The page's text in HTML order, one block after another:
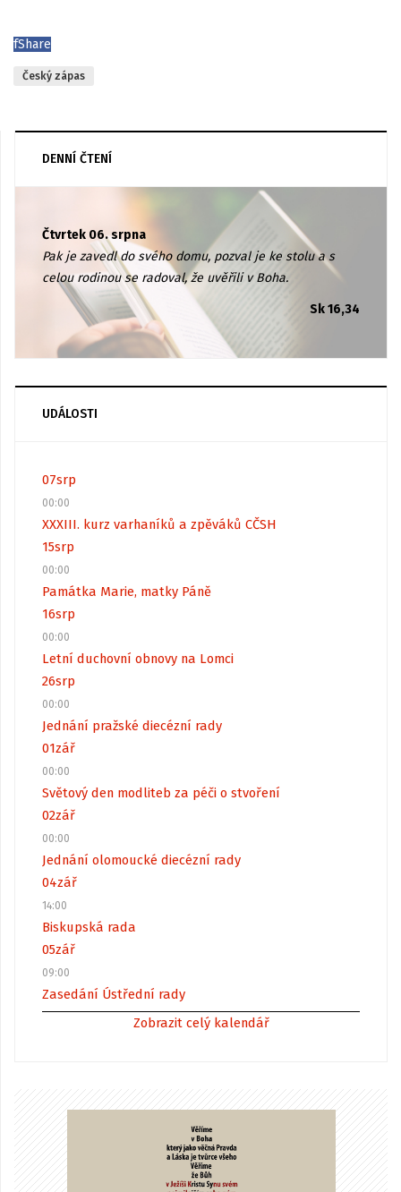
fShare
Český zápas
DENNÍ ČTENÍ
Čtvrtek 06. srpna
Pak je zavedl do svého domu, pozval je ke stolu a s
celou rodinou se radoval, že uvěřili v Boha.
Sk 16,34
UDÁLOSTI
07srp
00:00
XXXIII. kurz varhaníků a zpěváků CČSH
15srp
00:00
Památka Marie, matky Páně
16srp
00:00
Letní duchovní obnovy na Lomci
26srp
00:00
Jednání pražské diecézní rady
01zář
00:00
Světový den modliteb za péči o stvoření
02zář
00:00
Jednání olomoucké diecézní rady
04zář
14:00
Biskupská rada
05zář
09:00
Zasedání Ústřední rady
Zobrazit celý kalendář